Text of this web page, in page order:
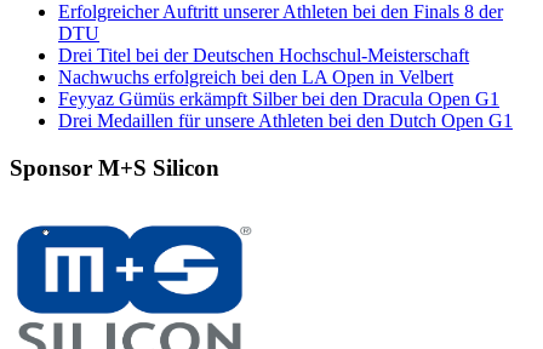
Erfolgreicher Auftritt unserer Athleten bei den Finals 8 der
DTU
Drei Titel bei der Deutschen Hochschul-Meisterschaft
Nachwuchs erfolgreich bei den LA Open in Velbert
Feyyaz Gümüs erkämpft Silber bei den Dracula Open G1
Drei Medaillen für unsere Athleten bei den Dutch Open G1
Sponsor M+S Silicon